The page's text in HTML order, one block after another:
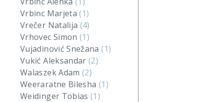
Vrbinc Marjeta(1)
Vrečer Natalija (4)
Vrhovec Simon(1)
Vujadinović Snežana(1)
Vukić Aleksandar(2)
Walaszek Adam(2)
Weeraratne Bilesha (1)
Weidinger Tobias(1)